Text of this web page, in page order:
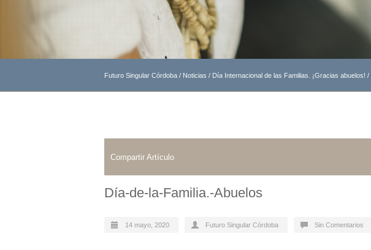
Futuro Singular Córdoba / Noticias / Día Internacional de las Familias. ¡Gracias abuelos! /
Compartir Artículo
Día-de-la-Familia.-Abuelos
14 mayo, 2020 Futuro Singular Córdoba Sin Comentarios